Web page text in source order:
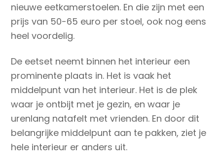
nieuwe eetkamerstoelen. En die zijn met een
prijs van 50-65 euro per stoel, ook nog eens
heel voordelig.
De eetset neemt binnen het interieur een
prominente plaats in. Het is vaak het
middelpunt van het interieur. Het is de plek
waar je ontbijt met je gezin, en waar je
urenlang natafelt met vrienden. En door dit
belangrijke middelpunt aan te pakken, ziet je
hele interieur er anders uit.